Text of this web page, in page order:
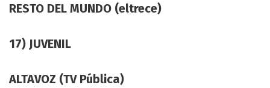
RESTO DEL MUNDO (eltrece)
17) JUVENIL
ALTAVOZ (TV Pública)